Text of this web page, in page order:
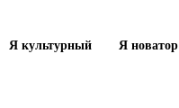
Я культурный Я новатор